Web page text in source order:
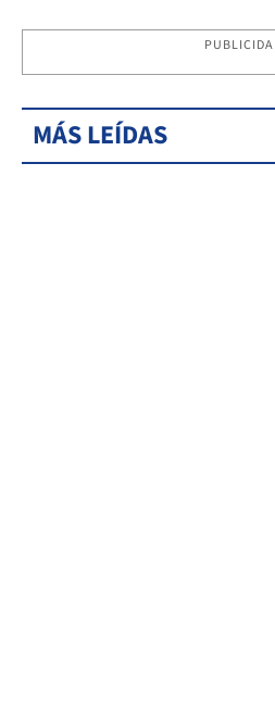
MÁS LEÍDAS